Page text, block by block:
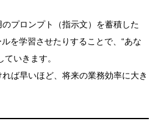
プロンプト（指示文）を蓄積した
を学習させたりすることで、“あな
いきます。
ば早いほど、将来の業務効率に大き